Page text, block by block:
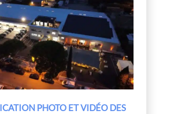
PHOTO ET VIDÉO DES